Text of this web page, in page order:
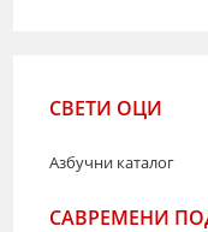
СВЕТИ ОЦИ
Азбучни каталог
САВРЕМЕНИ